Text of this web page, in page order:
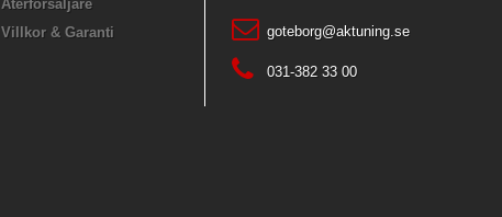
Återförsäljare
Villkor & Garanti
goteborg@aktuning.se
031-382 33 00